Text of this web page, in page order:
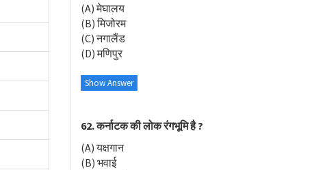
(A) मेघालय
(B) मिजोरम
(C) नगालैंड
(D) मणिपुर
Show Answer
62. कर्नाटक की लोक रंगभूमि है ?
(A) यक्षगान
(B) भवाई